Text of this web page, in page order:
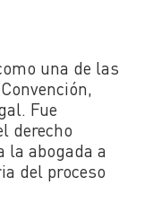
una de las
Fue
derecho
abogada a
del proceso